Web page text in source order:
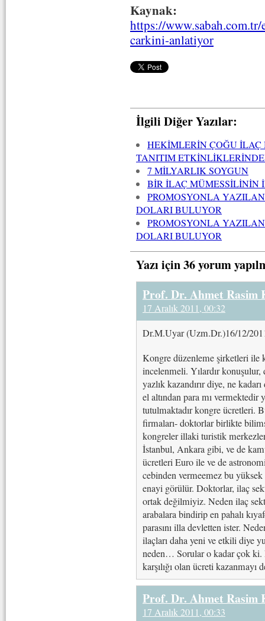
Kaynak:
https://
carkini-anlatiyor
İlgili Diğer Yazılar:
HEKİMLERİN ÇOĞU
TANITIM
7 MİLYARLIK SOYGUN
BİR İLAÇ MÜMESSİLİNİN
PROMOSYONLA
DOLARI BULUYOR
PROMOSYONLA
DOLARI BULUYOR
Yazı için 36 yorum
Prof. Dr. Ahmet Rasim
17 Aralık 2011, 00:32
Dr.M.Uyar (Uzm.Dr.)16/12/
Kongre düzenleme şirketleri ile
incelenmeli. Yılardır
yazlık kazandırır diye, ne
el altından para mı
tutulmaktadır kongre ücretleri.
firmaları- doktorlar birlikte
kongreler illaki turistik
İstanbul, Ankara gibi, ve de
ücretleri Euro ile ve de
cebinden vermeemez bu
enayi görülür. Doktorlar, ilaç
ortak değilmiyiz. Neden ilaç
arabalara bindirip en pahalı
parasını illa devletten ister.
ilaçları daha yeni ve etkili diye
neden… Sorular o kadar çok ki.
karşılığı olan ücreti kazanmayı
Prof. Dr. Ahmet Rasim
17 Aralık 2011, 00:33